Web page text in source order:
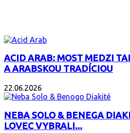
ACID ARAB: MOST MEDZI
A ARABSKOU TRADÍCIOU
22.06.2026
NEBA SOLO & BENEGA
LOVEC VYBRALI...